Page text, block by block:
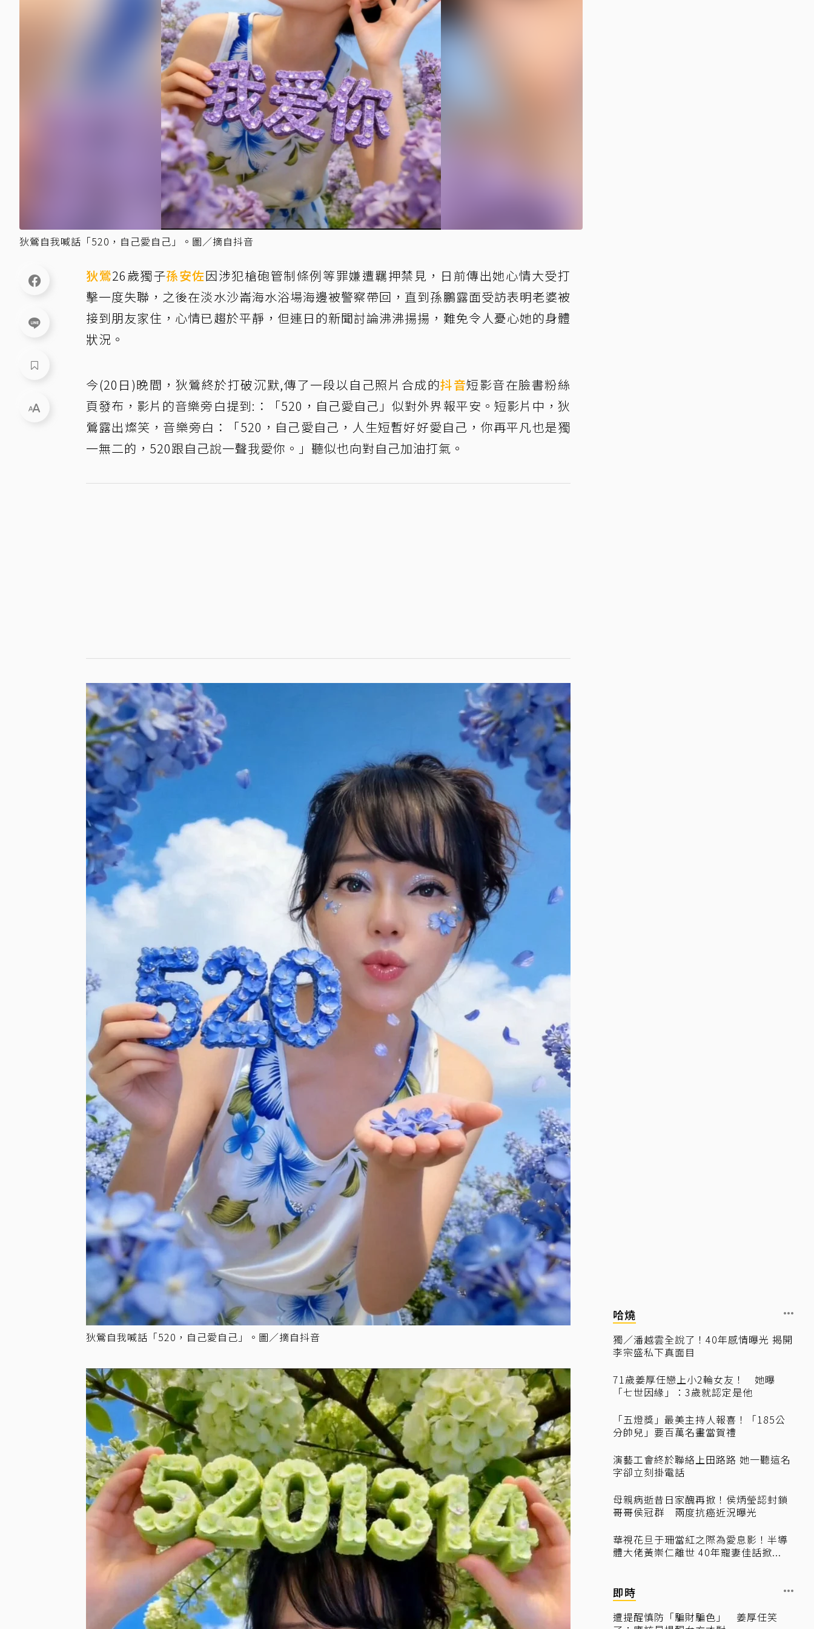
狄鶯自我喊話「520，自己愛自己」。圖／摘自抖音
狄鶯26歲獨子孫安佐因涉犯槍砲管制條例等罪嫌遭羈押禁見，日前傳出她心情大受打
擊一度失聯，之後在淡水沙崙海水浴場海邊被警察帶回，直到孫鵬露面受訪表明老婆被
接到朋友家住，心情已趨於平靜，但連日的新聞討論沸沸揚揚，難免令人憂心她的身體
狀況。
今(20日)晚間，狄鶯終於打破沉默,傳了一段以自己照片合成的抖音短影音在臉書粉絲
頁發布，影片的音樂旁白提到:：「520，自己愛自己」似對外界報平安。短影片中，狄
鶯露出燦笑，音樂旁白：「520，自己愛自己，人生短暫好好愛自己，你再平凡也是獨
一無二的，520跟自己說一聲我愛你。」聽似也向對自己加油打氣。
狄鶯自我喊話「520，自己愛自己」。圖／摘自抖音
哈燒
獨／潘越雲全說了！40年感情曝光 揭開
李宗盛私下真面目
71歲姜厚任戀上小2輪女友！ 她曝
「七世因緣」：3歲就認定是他
「五燈獎」最美主持人報喜！「185公
分帥兒」要百萬名畫當賀禮
演藝工會終於聯絡上田路路 她一聽這名
字卻立刻掛電話
母親病逝昔日家醜再掀！侯炳瑩認封鎖
哥哥侯冠群 兩度抗癌近況曝光
華視花旦于珊當紅之際為愛息影！半導
體大佬黃崇仁離世 40年寵妻佳話掀...
即時
遭提醒慎防「騙財騙色」 姜厚任笑